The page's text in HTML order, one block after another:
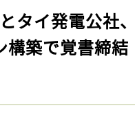
とタイ発電公社
構築で覚書締結
に入りに